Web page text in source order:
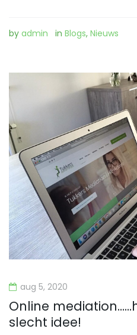
by admin in Blogs, Nieuws
aug 5, 2020
Online
slecht idee!